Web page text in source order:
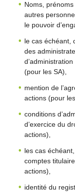
Noms,
autres
le pouvoir
le cas échéant,
des
(pour les SA),
mention de
actions (pour
conditions
d’exercice du
actions),
les cas
comptes
actions),
identité du